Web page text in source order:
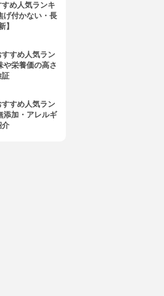
冷風扇 FCR-D406
め人気ランキ
げ付かない・長
】
すめ人気ラン
や栄養価の高さ
証
すすめ人気ラン
添加・アレルギ
介